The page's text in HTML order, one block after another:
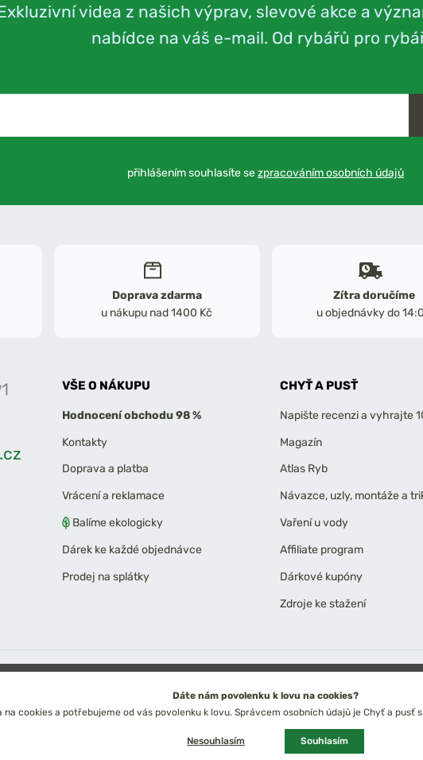
videa z našich výprav, slevové akce a
nabídce na váš e-mail. Od rybářů pro
přihlášením souhlasíte sezpracováním osobních údajů
Doprava zdarma
u nákupu nad 1400 Kč
Zítra doručíme
u objednávky do
VŠE O NÁKUPU
Hodnocení obchodu 98 %
Kontakty
Doprava a platba
Vrácení a reklamace
Balíme ekologicky
Dárek ke každé objednávce
Prodej na splátky
CHYŤ A PUSŤ
Napište recenzi a vyhrajte
Magazín
Atlas Ryb
Návazce, uzly, montáže a
Vaření u vody
Affiliate program
Dárkové kupóny
Zdroje ke stažení
Česko Slovensko Kč
Dáte nám povolenku k lovu na cookies?
cookies a potřebujeme od vás povolenku k lovu. Správcem osobních údajů je Chyť a pusť
Nesouhlasím Souhlasím